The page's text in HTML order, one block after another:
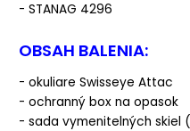
- STANAG 4296
OBSAH BALENIA:
- okuliare Swisseye Attac
- ochranný box na opasok
- sada vymenitelných skiel